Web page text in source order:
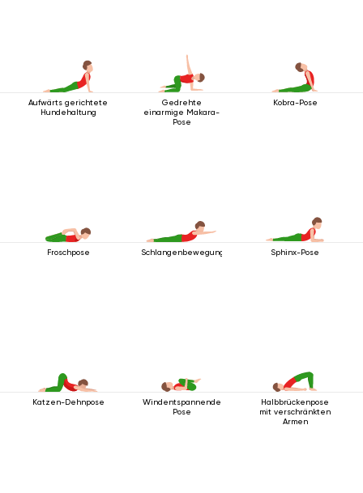
Aufwärts gerichtete
Hundehaltung
Gedrehte
einarmige Makara-
Pose
Kobra-Pose
Froschpose Schlangenbewegung Sphinx-Pose
Katzen-Dehnpose
Windentspannende
Pose
Halbbrückenpose
mit verschränkten
Armen